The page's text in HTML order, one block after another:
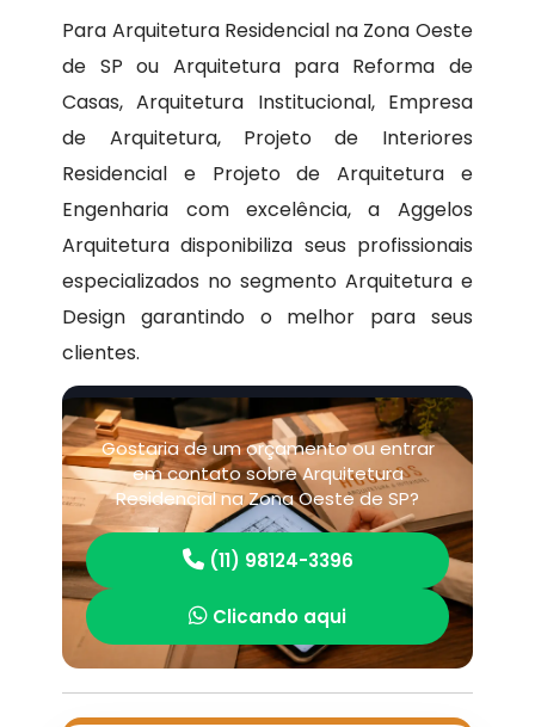
Para Arquitetura Residencial na Zona Oeste
de SP ou Arquitetura para Reforma de
Casas, Arquitetura Institucional, Empresa
de Arquitetura, Projeto de Interiores
Residencial e Projeto de Arquitetura e
Engenharia com excelência, a Aggelos
Arquitetura disponibiliza seus profissionais
especializados no segmento Arquitetura e
Design garantindo o melhor para seus
clientes.
Gostaria de um orçamento ou entrar
em contato sobre Arquitetura
Residencial na Zona Oeste de SP?
(11) 98124-3396
Clicando aqui